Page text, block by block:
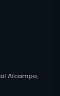
Alcampo,